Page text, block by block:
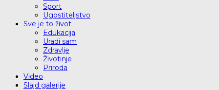
Sport
Ugostiteljstvo
Sve je to život
Edukacija
Uradi sam
Zdravlje
Životinje
Priroda
Video
Slajd galerije